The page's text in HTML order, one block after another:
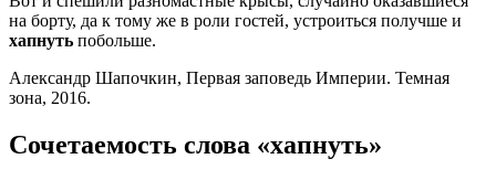
на борту, да к тому же в роли гостей, устроиться получше и
хапнуть побольше.
Александр Шапочкин, Первая заповедь Империи. Темная
зона, 2016.
Сочетаемость слова «хапнуть»